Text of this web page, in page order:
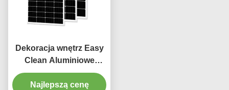
Dekoracja wnętrz Easy
Clean Aluminiowe
zasłony zaciemniające
Tor 4m
Najlepszą cenę